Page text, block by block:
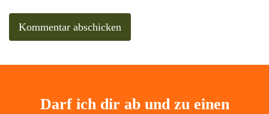
Darf ich dir ab und zu einen